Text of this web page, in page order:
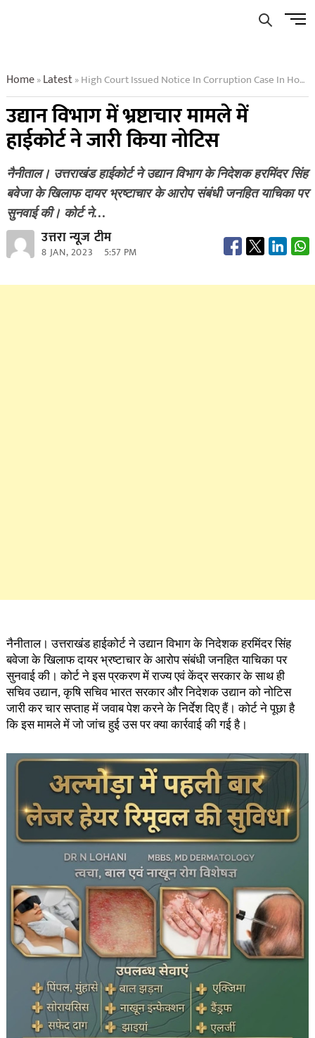
Menu
Home»Latest»High Court Issued Notice In Corruption Case In Horticulture Department
उद्यान विभाग में भ्रष्टाचार मामले में
हाईकोर्ट ने जारी किया नोटिस
नैनीताल। उत्तराखंड हाईकोर्ट ने उद्यान विभाग के निदेशक हरमिंदर सिंह
बवेजा के खिलाफ दायर भ्रष्टाचार के आरोप संबंधी जनहित याचिका पर
सुनवाई की। कोर्ट ने…
उत्तरा न्यूज टीम
8 JAN, 2023 5:57 PM
नैनीताल। उत्तराखंड हाईकोर्ट ने उद्यान विभाग के निदेशक हरमिंदर सिंह
बवेजा के खिलाफ दायर भ्रष्टाचार के आरोप संबंधी जनहित याचिका पर
सुनवाई की। कोर्ट ने इस प्रकरण में राज्य एवं केंद्र सरकार के साथ ही
सचिव उद्यान, कृषि सचिव भारत सरकार और निदेशक उद्यान को नोटिस
जारी कर चार सप्ताह में जवाब पेश करने के निर्देश दिए हैं। कोर्ट ने पूछा है
कि इस मामले में जो जांच हुई उस पर क्या कार्रवाई की गई है।